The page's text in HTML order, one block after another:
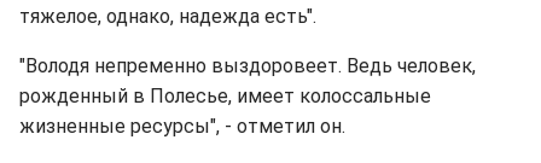
тяжелое, однако, надежда есть".
"Володя непременно выздоровеет. Ведь человек,
рожденный в Полесье, имеет колоссальные
жизненные ресурсы", - отметил он.